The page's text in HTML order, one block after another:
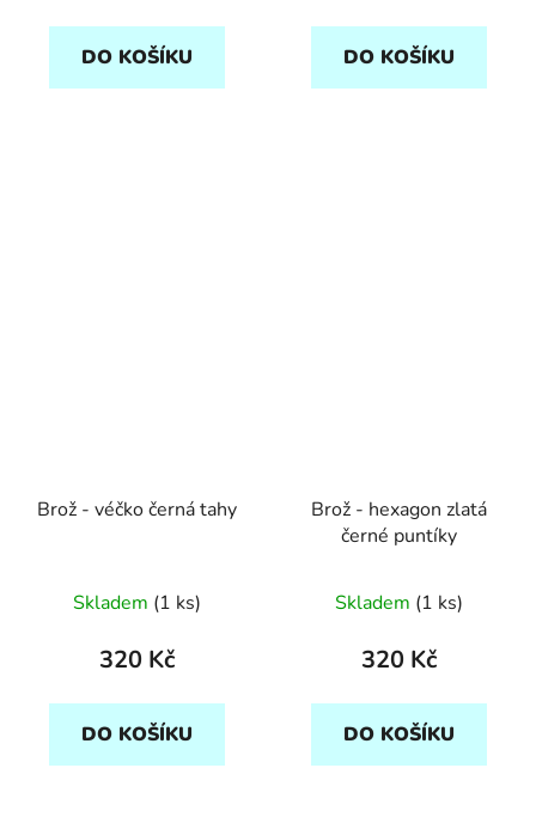
DO KOŠÍKU DO KOŠÍKU
Brož - véčko černá tahy
Skladem (1 ks)
320 Kč
DO KOŠÍKU
Brož - hexagon zlatá
černé puntíky
Skladem (1 ks)
320 Kč
DO KOŠÍKU